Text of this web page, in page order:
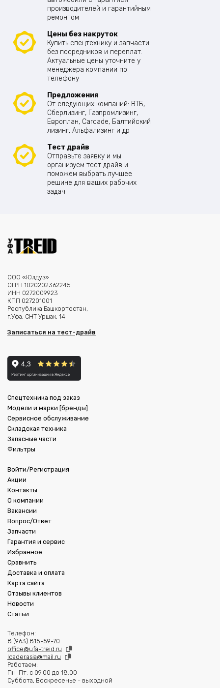
производителей и гарантийным
ремонтом
Цены без накруток
Купить спецтехнику и запчасти
без посредников и переплат.
Актуальные цены уточните у
менеджера компании по
телефону
Предложения
От следующих компаний: ВТБ,
Сберлизинг, Газпромлизинг,
Европлан, Carcade, Балтийский
лизинг, Альфализинг и др
Тест драйв
Отправьте заявку и мы
организуем тест драйв и
поможем выбрать лучшее
решине для ваших рабочих
задач
ООО «Юлдуз»
ОГРН 1020202362245
ИНН 0272009923
КПП 027201001
Республика Башкортостан,
г.Уфа, СНТ Уршак, 14
Записаться на тест-драйв
Спецтехника под заказ
Модели и марки [бренды]
Сервисное обслуживание
Складская техника
Запасные части
Фильтры
Войти/Регистрация
Акции
Контакты
О компании
Вакансии
Вопрос/Ответ
Запчасти
Гарантия и сервис
Избранное
Сравнить
Доставка и оплата
Карта сайта
Отзывы клиентов
Новости
Статьи
Телефон:
8 (963) 815-59-70
office@ufa-treid.ru
loader.asia@mail.ru
Работаем:
Пн-Пт: с 09.00 до 18.00
Суббота, Воскресенье - выходной